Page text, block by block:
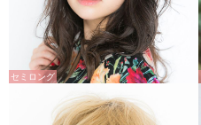
セミロング